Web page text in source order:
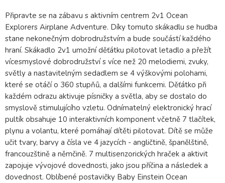
Připravte se na zábavu s aktivním centrem 2v1 Ocean
Explorers Airplane Adventure. Díky tomuto skákadlu se hudba
stane nekonečným dobrodružstvím a bude součástí každého
hraní. Skákadlo 2v1 umožní děťátku pilotovat letadlo a přežít
vícesmyslové dobrodružství s více než 20 melodiemi, zvuky,
světly a nastavitelným sedadlem se 4 výškovými polohami,
které se otáčí o 360 stupňů, a dalšími funkcemi. Děťátko při
každém odrazu aktivuje písničky a světla, aby se dostalo do
smyslově stimulujícího vzletu. Odnímatelný elektronický hrací
pultík obsahuje 10 interaktivních komponent včetně 7 tlačítek,
plynu a volantu, které pomáhají dítěti pilotovat. Dítě se může
učit tvary, barvy a čísla ve 4 jazycích - angličtině, španělštině,
francouzštině a němčině. 7 multisenzorických hraček a aktivit
zapojuje vývojové dovednosti, jako jsou příčina a následek a
dovednost. Oblíbené postavičky Baby Einstein Ocean